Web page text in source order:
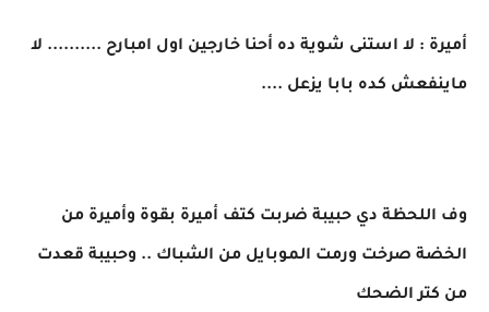
أميرة : لا استنى شوية ده أحنا خارجين اول امبارح .......... لا
ماينفعش كده بابا يزعل ....
وف اللحظة دي حبيبة ضربت كتف أميرة بقوة وأميرة من
الخضة صرخت ورمت الموبايل من الشباك .. وحبيبة قعدت
من كتر الضحك